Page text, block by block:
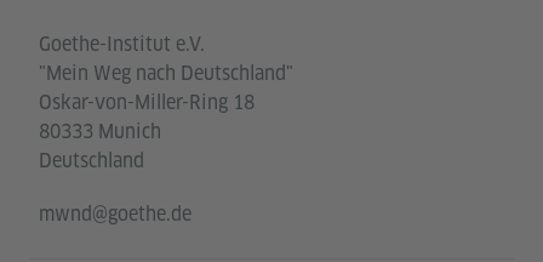
Goethe-Institut e.V.
"Mein Weg nach Deutschland"
Oskar-von-Miller-Ring 18
80333 Munich
Deutschland
mwnd@goethe.de